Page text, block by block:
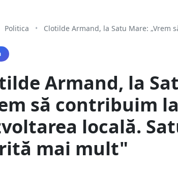
Politica • Clotilde Armand, la Satu Mare: „Vrem
Armand, la
să contribuim la
locală.
mai mult"